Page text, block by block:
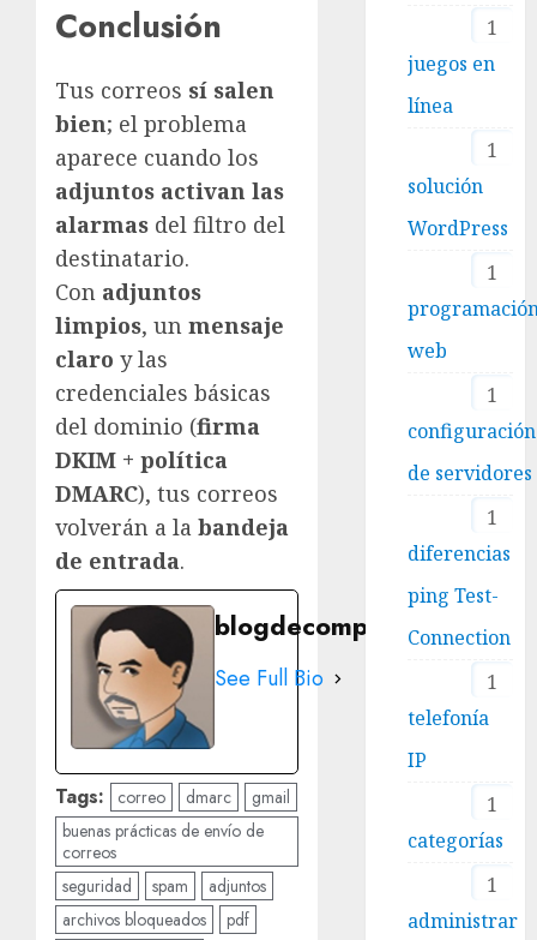
Conclusión
Tus correos sí salen
bien; el problema
aparece cuando los
adjuntos activan las
alarmas del filtro del
destinatario.
Con adjuntos
limpios, un mensaje
claro y las
credenciales básicas
del dominio (firma
DKIM + política
DMARC), tus correos
volverán a la bandeja
de entrada.
blogdecomputo.com
See Full Bio
Tags: correo dmarc
gmail
buenas prácticas de envío de
correos
seguridad
spam
adjuntos
archivos bloqueados
pdf
1
juegos en
línea
1
solución
WordPress
1
web
1
configuración
de servidores
1
diferencias
ping Test-
Connection
1
telefonía
IP
1
categorías
1
administrar